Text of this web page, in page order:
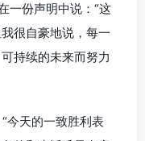
一份声明中说：“这
很自豪地说，每一
持续的未来而努力
今天的一致胜利表